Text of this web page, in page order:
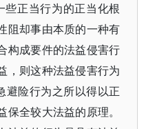
正当行为的正当化根
阻却事由本质的一种有
构成要件的法益侵害行
，则这种法益侵害行为
避险行为之所以得以正
全较大法益的原理。